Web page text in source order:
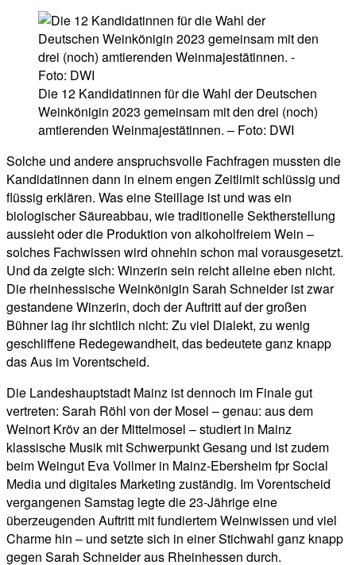
Die 12 Kandidatinnen für die Wahl der Deutschen
Weinkönigin 2023 gemeinsam mit den drei (noch)
amtierenden Weinmajestätinnen. – Foto: DWI
Solche und andere anspruchsvolle Fachfragen mussten die
Kandidatinnen dann in einem engen Zeitlimit schlüssig und
flüssig erklären. Was eine Steillage ist und was ein
biologischer Säureabbau, wie traditionelle Sektherstellung
aussieht oder die Produktion von alkoholfreiem Wein –
solches Fachwissen wird ohnehin schon mal vorausgesetzt.
Und da zeigte sich: Winzerin sein reicht alleine eben nicht.
Die rheinhessische Weinkönigin Sarah Schneider ist zwar
gestandene Winzerin, doch der Auftritt auf der großen
Bühner lag ihr sichtlich nicht: Zu viel Dialekt, zu wenig
geschliffene Redegewandheit, das bedeutete ganz knapp
das Aus im Vorentscheid.
Die Landeshauptstadt Mainz ist dennoch im Finale gut
vertreten: Sarah Röhl von der Mosel – genau: aus dem
Weinort Kröv an der Mittelmosel – studiert in Mainz
klassische Musik mit Schwerpunkt Gesang und ist zudem
beim Weingut Eva Vollmer in Mainz-Ebersheim fpr Social
Media und digitales Marketing zuständig. Im Vorentscheid
vergangenen Samstag legte die 23-Jährige eine
überzeugenden Auftritt mit fundiertem Weinwissen und viel
Charme hin – und setzte sich in einer Stichwahl ganz knapp
gegen Sarah Schneider aus Rheinhessen durch.